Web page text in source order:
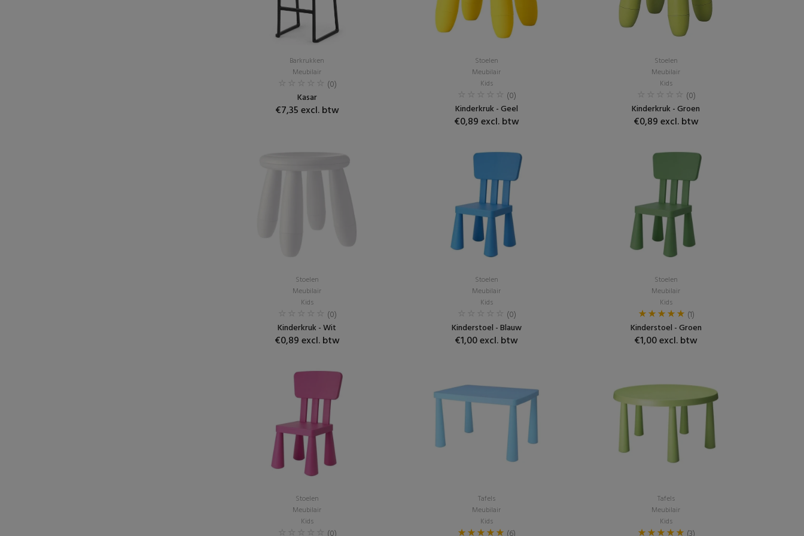
Barkrukken
Meubilair
(0)
Kasar
€7,35 excl. btw
Stoelen
Meubilair
Kids
(0)
Kinderkruk - Geel
€0,89 excl. btw
Stoelen
Meubilair
Kids
(0)
Kinderkruk - Groen
€0,89 excl. btw
Stoelen
Meubilair
Kids
(0)
Kinderkruk - Wit
€0,89 excl. btw
Stoelen
Meubilair
Kids
(0)
Kinderstoel - Blauw
€1,00 excl. btw
Stoelen
Meubilair
Kids
(1)
Kinderstoel - Groen
€1,00 excl. btw
Stoelen
Meubilair
Kids
Tafels
Meubilair
Kids
Tafels
Meubilair
Kids